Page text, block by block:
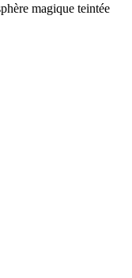
magique teintée